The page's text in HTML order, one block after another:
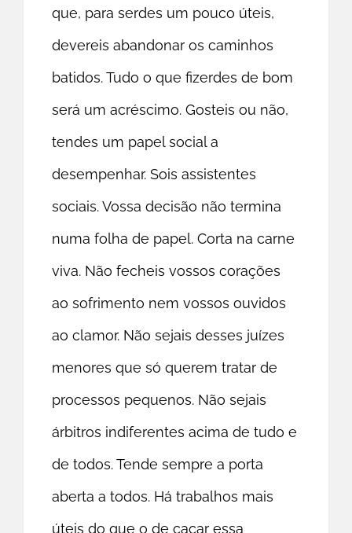
que, para serdes um pouco úteis,
devereis abandonar os caminhos
batidos. Tudo o que fizerdes de bom
será um acréscimo. Gosteis ou não,
tendes um papel social a
desempenhar. Sois assistentes
sociais. Vossa decisão não termina
numa folha de papel. Corta na carne
viva. Não fecheis vossos corações
ao sofrimento nem vossos ouvidos
ao clamor. Não sejais desses juízes
menores que só querem tratar de
processos pequenos. Não sejais
árbitros indiferentes acima de tudo e
de todos. Tende sempre a porta
aberta a todos. Há trabalhos mais
úteis do que o de caçar essa